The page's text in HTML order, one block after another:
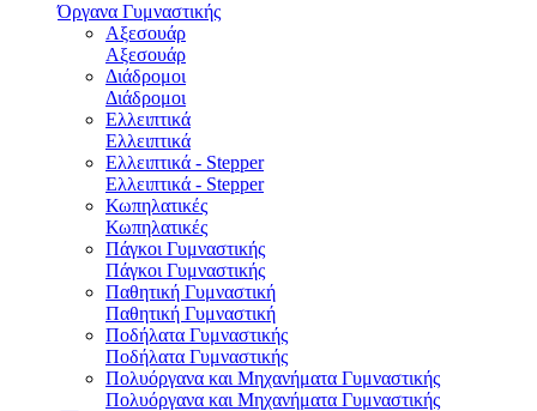
Όργανα Γυμναστικής
Αξεσουάρ
Αξεσουάρ
Διάδρομοι
Διάδρομοι
Ελλειπτικά
Ελλειπτικά
Ελλειπτικά - Stepper
Ελλειπτικά - Stepper
Κωπηλατικές
Κωπηλατικές
Πάγκοι Γυμναστικής
Πάγκοι Γυμναστικής
Παθητική Γυμναστική
Παθητική Γυμναστική
Ποδήλατα Γυμναστικής
Ποδήλατα Γυμναστικής
Πολυόργανα και Μηχανήματα Γυμναστικής
Πολυόργανα και Μηχανήματα Γυμναστικής